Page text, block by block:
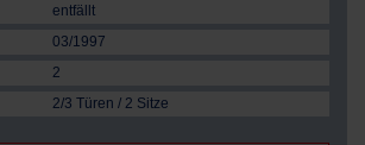
entfällt
03/1997
2
2/3 Türen / 2 Sitze